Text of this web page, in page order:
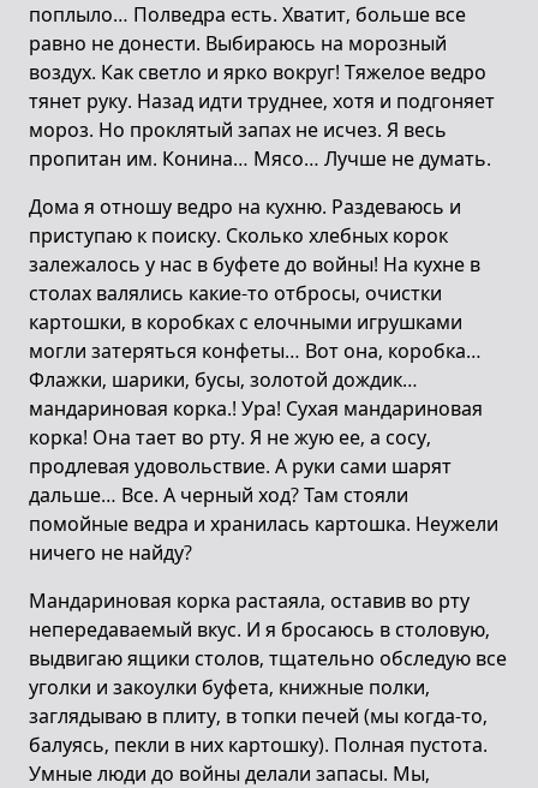
поплыло… Полведра есть. Хватит, больше все
равно не донести. Выбираюсь на морозный
воздух. Как светло и ярко вокруг! Тяжелое ведро
тянет руку. Назад идти труднее, хотя и подгоняет
мороз. Но проклятый запах не исчез. Я весь
пропитан им. Конина… Мясо… Лучше не думать.
Дома я отношу ведро на кухню. Раздеваюсь и
приступаю к поиску. Сколько хлебных корок
залежалось у нас в буфете до войны! На кухне в
столах валялись какие-то отбросы, очистки
картошки, в коробках с елочными игрушками
могли затеряться конфеты… Вот она, коробка…
Флажки, шарики, бусы, золотой дождик…
мандариновая корка.! Ура! Сухая мандариновая
корка! Она тает во рту. Я не жую ее, а сосу,
продлевая удовольствие. А руки сами шарят
дальше… Все. А черный ход? Там стояли
помойные ведра и хранилась картошка. Неужели
ничего не найду?
Мандариновая корка растаяла, оставив во рту
непередаваемый вкус. И я бросаюсь в столовую,
выдвигаю ящики столов, тщательно обследую все
уголки и закоулки буфета, книжные полки,
заглядываю в плиту, в топки печей (мы когда-то,
балуясь, пекли в них картошку). Полная пустота.
Умные люди до войны делали запасы. Мы,